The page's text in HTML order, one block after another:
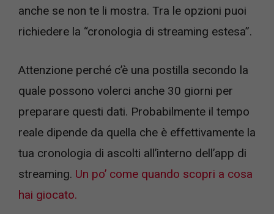
anche se non te li mostra. Tra le opzioni puoi
richiedere la “cronologia di streaming estesa”.
Attenzione perché c’è una postilla secondo la
quale possono volerci anche 30 giorni per
preparare questi dati. Probabilmente il tempo
reale dipende da quella che è effettivamente la
tua cronologia di ascolti all’interno dell’app di
streaming. Un po’ come quando scopri a cosa
hai giocato.